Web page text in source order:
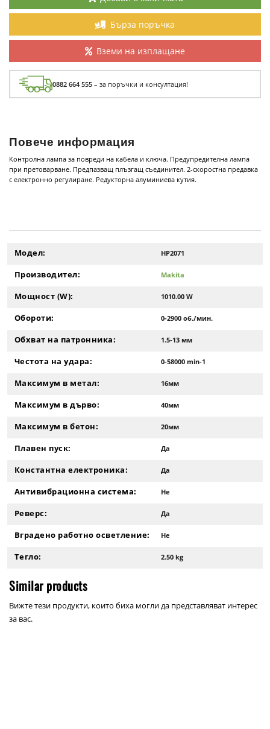
Бърза поръчка
Вземи на изплащане
0882 664 555 – за поръчки и консултация!
Повече информация
Контролна лампа за повреди на кабела и ключа. Предупредителна лампа
при претоварване. Предпазващ плъзгащ съединител. 2-скоростна предавка
с електронно регулиране. Редукторна алуминиева кутия.
Модел: HP2071
Производител: Makita
Мощност (W): 1010.00 W
Обороти: 0-2900 об./мин.
Обхват на патронника: 1.5-13 мм
Честота на удара: 0-58000 min-1
Максимум в метал: 16мм
Максимум в дърво: 40мм
Максимум в бетон: 20мм
Плавен пуск: Да
Константна електроника: Да
Антивибрационна система: Не
Реверс: Да
Вградено работно осветление: Не
Тегло: 2.50 kg
Similar products
Вижте тези продукти, които биха могли да представляват интерес
за вас.